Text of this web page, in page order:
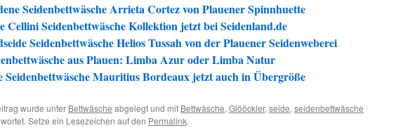
Seidenbettwäsche Arrieta Cortez von Plauener Spinnhuette
Cellini Seidenbettwäsche Kollektion jetzt bei Seidenland.de
Seidenbettwäsche Helios Tussah von der Plauener Seidenweberei
aus Plauen: Limba Azur oder Limba Natur
Seidenbettwäsche Mauritius Bordeaux jetzt auch in Übergröße
wurde unter Bettwäsche abgelegt und mit Bettwäsche, Glööckler, seide, seidenbettwäsche
Setze ein Lesezeichen auf den Permalink.